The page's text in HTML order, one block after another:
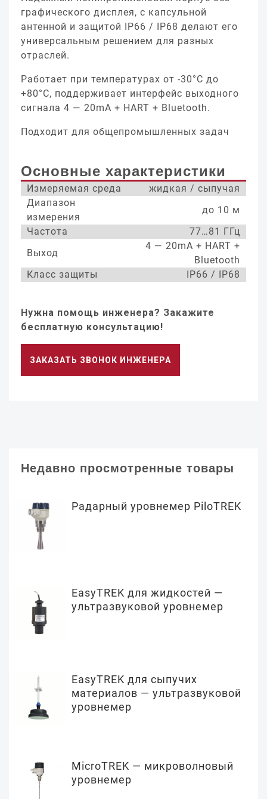
графического дисплея, с капсульной
антенной и защитой IP66 / IP68 делают его
универсальным решением для разных
отраслей.
Работает при температурах от -30°С до
+80°С, поддерживает интерфейс выходного
сигнала 4 — 20mA + HART + Bluetooth.
Подходит для общепромышленных задач
Основные характеристики
Измеряемая среда
жидкая / сыпучая
Диапазон
измерения
до 10 м
Частота
77…81 ГГц
Выход
4 — 20mA + HART +
Bluetooth
Класс защиты
IP66 / IP68
Нужна помощь инженера? Закажите
бесплатную консультацию!
ЗАКАЗАТЬ ЗВОНОК ИНЖЕНЕРА
Недавно просмотренные товары
Радарный уровнемер PiloTREK
EasyTREK для жидкостей —
ультразвуковой уровнемер
EasyTREK для сыпучих
материалов — ультразвуковой
уровнемер
MicroTREK — микроволновый
уровнемер